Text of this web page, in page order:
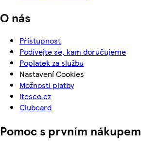
O nás
Přístupnost
Podívejte se, kam doručujeme
Poplatek za službu
Nastavení Cookies
Možnosti platby
itesco.cz
Clubcard
Pomoc s prvním nákupem